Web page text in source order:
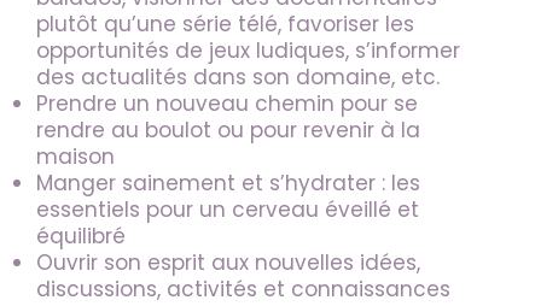
plutôt qu’une série télé, favoriser les
opportunités de jeux ludiques, s’informer
des actualités dans son domaine, etc.
Prendre un nouveau chemin pour se
rendre au boulot ou pour revenir à la
maison
Manger sainement et s’hydrater : les
essentiels pour un cerveau éveillé et
équilibré
Ouvrir son esprit aux nouvelles idées,
discussions, activités et connaissances